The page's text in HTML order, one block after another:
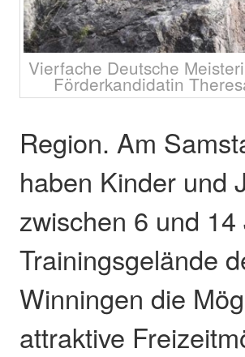
Vierfache Deutsche
Förderkandidatin
Region. Am
haben Kinder und
zwischen 6 und
Trainingsgelände
Winningen die
attraktive